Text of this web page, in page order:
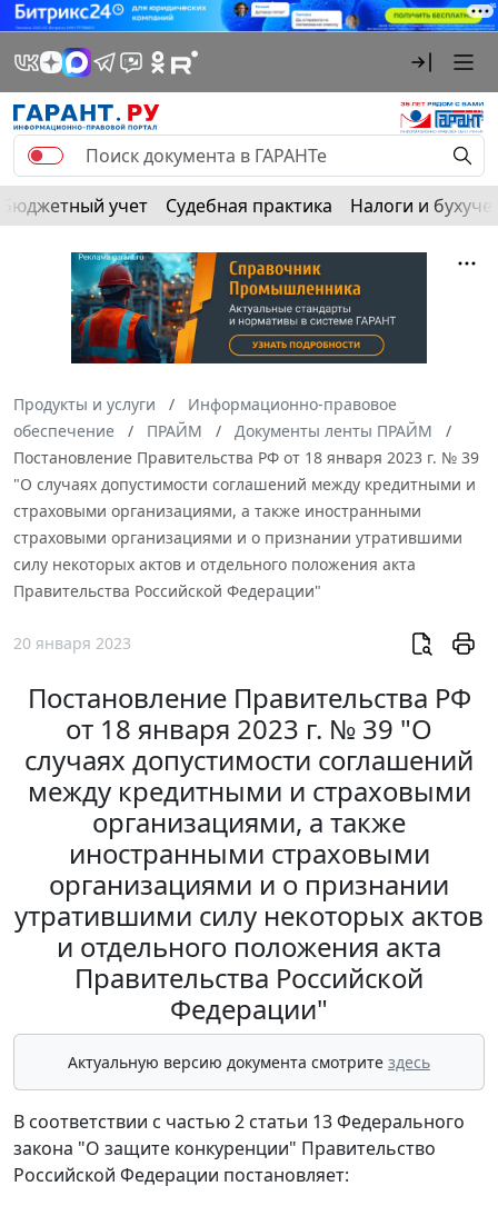
Бюджетный учет Судебная практика Налоги и
Продукты и услуги
Информационно-правовое
обеспечение
ПРАЙМ
Документы ленты ПРАЙМ
Постановление Правительства РФ от 18 января 2023 г. № 39
"О случаях допустимости соглашений между кредитными и
страховыми организациями, а также иностранными
страховыми организациями и о признании утратившими
силу некоторых актов и отдельного положения акта
Правительства Российской Федерации"
20 января 2023
Постановление Правительства РФ
от 18 января 2023 г. № 39 "О
случаях допустимости соглашений
между кредитными и страховыми
организациями, а также
иностранными страховыми
организациями и о признании
утратившими силу некоторых актов
и отдельного положения акта
Правительства Российской
Федерации"
Актуальную версию документа смотрите здесь
В соответствии с частью 2 статьи 13 Федерального
закона "О защите конкуренции" Правительство
Российской Федерации постановляет: